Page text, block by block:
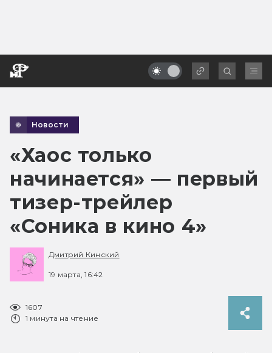
Новости
«Хаос только
начинается» — первый
тизер-трейлер
«Соника в кино 4»
Дмитрий Кинский
19 марта, 16:42
1607
1 минута на чтение